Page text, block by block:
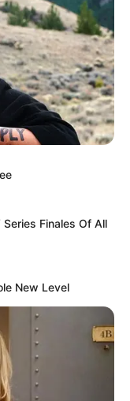
Finales Of All
New Level